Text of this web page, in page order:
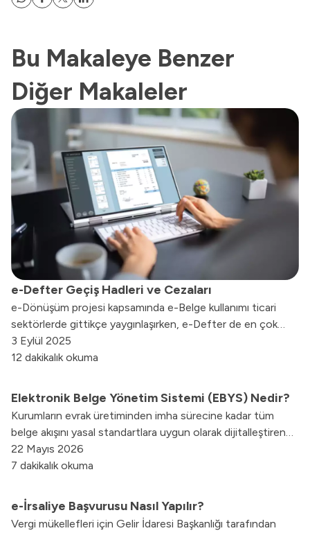
Bu Makaleye Benzer
Diğer Makaleler
e-Defter Geçiş Hadleri ve Cezaları
e-Dönüşüm projesi kapsamında e-Belge kullanımı ticari
sektörlerde gittikçe yaygınlaşırken, e-Defter de en çok
kullanılan dijital belgelerden biri olmuştur. e-Defter nedir,
sağladığı faydalar nelerdir, kimler e-Defter’e geçmek
defter hakkında merak edilen soruları yanıtlayacağız.
3 Eylül 2025
12 dakikalık okuma
Elektronik Belge Yönetim Sistemi (EBYS) Nedir?
Kurumların evrak üretiminden imha sürecine kadar tüm
belge akışını yasal standartlara uygun olarak dijitalleştiren
Elektronik Belge Yönetim Sistemi (EBYS) hakkında bilmeniz
gereken tüm detayları bu rehberde keşfedin.
22 Mayıs 2026
7 dakikalık okuma
e-İrsaliye Başvurusu Nasıl Yapılır?
Vergi mükellefleri için Gelir İdaresi Başkanlığı tarafından